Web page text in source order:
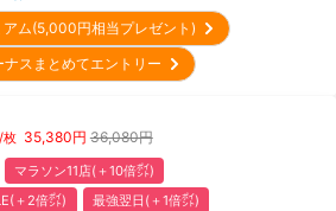
アム(5,000円相当プレゼント)
ナスまとめてエントリー
枚 35,380円 36,080円
マラソン11店(＋10倍㌽)
＋2倍㌽)
最強翌日(＋1倍㌽)